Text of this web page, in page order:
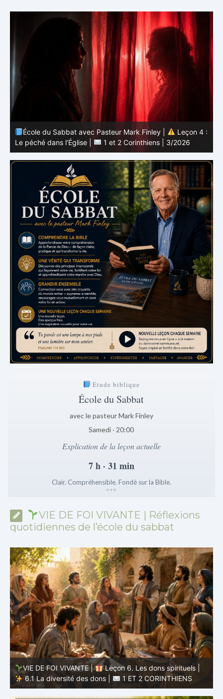
École du Sabbat avec Pasteur Mark Finley |
Leçon 3 :
L’unité en Christ |
1 et 2 Corinthiens | 3/2026
Étude biblique
École du Sabbat
avec le pasteur Mark Finley
Samedi · 20:00
Explication de la leçon actuelle
7 h · 31 min
Clair. Compréhensible. Fondé sur la Bible.
***
VIE DE FOI VIVANTE | Réflexions
quotidiennes de l’école du sabbat
VIE DE FOI VIVANTE |
Leçon 5 : Tout pour la gloire de
Dieu |
5.6 Résumé | 1 ET 2 CORINTHIENS